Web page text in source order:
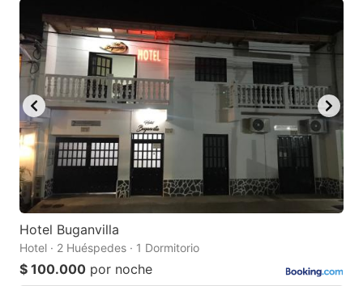
Hotel Buganvilla
Hotel · 2 Huéspedes · 1 Dormitorio
$ 100.000 por noche